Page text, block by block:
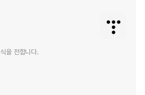
을 전합니다.